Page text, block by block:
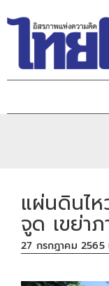
แผ่นดินไ
จูด เขย่า
27 กรกฎาคม 2565